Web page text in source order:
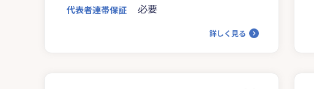
代表者連帯保証 必要
詳しく見る